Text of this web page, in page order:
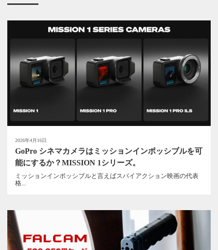
2026年4月16日
GoPro シネマカメラはミッションインポッシブルを可
能にするか？MISSION 1シリーズ。
ミッションインポッシブルと言えばスパイアクション映画の代表
格...